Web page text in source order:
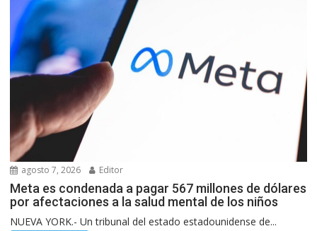
agosto 7, 2026 Editor
Meta es condenada a pagar 567 millones de dólares
por afectaciones a la salud mental de los niños
NUEVA YORK.- Un tribunal del estado estadounidense de...